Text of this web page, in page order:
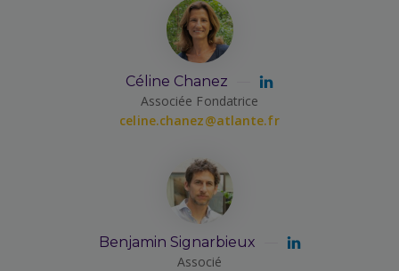
Céline Chanez
Associée Fondatrice
celine.chanez@atlante.fr
Benjamin Signarbieux
Associé